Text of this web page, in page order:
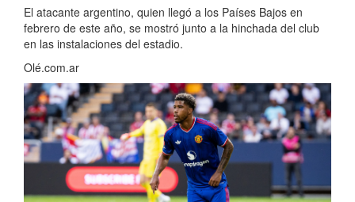
El atacante argentino, quien llegó a los Países Bajos en
febrero de este año, se mostró junto a la hinchada del club
en las instalaciones del estadio.
Olé.com.ar